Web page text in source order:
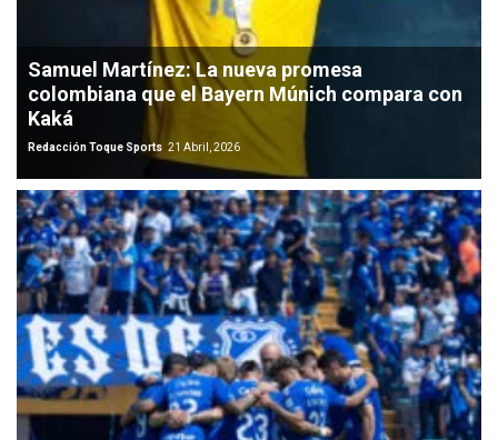
Samuel Martínez: La nueva promesa
colombiana que el Bayern Múnich compara con
Kaká
Redacción Toque Sports 21 Abril, 2026